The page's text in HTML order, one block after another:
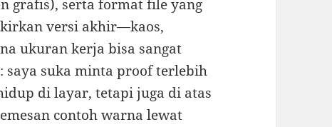
grafis), serta format file yang
versi akhir—kaos,
ukuran kerja bisa sangat
saya suka minta proof terlebih
di layar, tetapi juga di atas
contoh warna lewat